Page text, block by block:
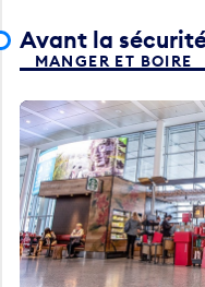
Avant la
MANGER ET BOIRE